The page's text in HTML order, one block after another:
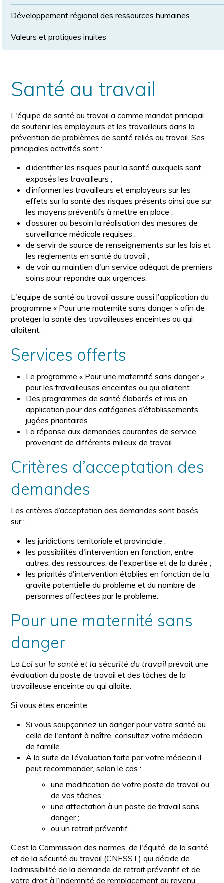
Développement régional des ressources humaines
Valeurs et pratiques inuites
Santé au travail
L'équipe de santé au travail a comme mandat principal
de soutenir les employeurs et les travailleurs dans la
prévention de problèmes de santé reliés au travail. Ses
principales activités sont :
d’identifier les risques pour la santé auxquels sont
exposés les travailleurs ;
d’informer les travailleurs et employeurs sur les
effets sur la santé des risques présents ainsi que sur
les moyens préventifs à mettre en place ;
d’assurer au besoin la réalisation des mesures de
surveillance médicale requises ;
de servir de source de renseignements sur les lois et
les règlements en santé du travail ;
de voir au maintien d'un service adéquat de premiers
soins pour répondre aux urgences.
L'équipe de santé au travail assure aussi l'application du
programme « Pour une maternité sans danger » afin de
protéger la santé des travailleuses enceintes ou qui
allaitent.
Services offerts
Le programme « Pour une maternité sans danger »
pour les travailleuses enceintes ou qui allaitent
Des programmes de santé élaborés et mis en
application pour des catégories d’établissements
jugées prioritaires
La réponse aux demandes courantes de service
provenant de différents milieux de travail
Critères d’acceptation des
demandes
Les critères d’acceptation des demandes sont basés
sur :
les juridictions territoriale et provinciale ;
les possibilités d'intervention en fonction, entre
autres, des ressources, de l'expertise et de la durée ;
les priorités d'intervention établies en fonction de la
gravité potentielle du problème et du nombre de
personnes affectées par le problème.
Pour une maternité sans
danger
La Loi sur la santé et la sécurité du travail prévoit une
évaluation du poste de travail et des tâches de la
travailleuse enceinte ou qui allaite.
Si vous êtes enceinte :
Si vous soupçonnez un danger pour votre santé ou
celle de l'enfant à naître, consultez votre médecin
de famille.
À la suite de l’évaluation faite par votre médecin il
peut recommander, selon le cas :
une modification de votre poste de travail ou
de vos tâches ;
une affectation à un poste de travail sans
danger ;
ou un retrait préventif.
C’est la Commission des normes, de l'équité, de la santé
et de la sécurité du travail (CNESST) qui décide de
l’admissibilité de la demande de retrait préventif et de
votre droit à l’indemnité de remplacement du revenu.